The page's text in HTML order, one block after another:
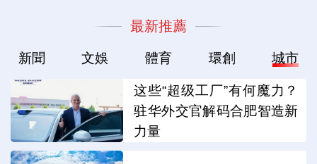
最新推薦
新聞 文娛 體育 環創 城市
这些“超级工厂”有何魔力？
驻华外交官解码合肥智造新
力量